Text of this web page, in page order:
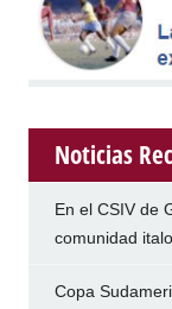
Noticias
En el CSIV de
comunidad
Copa